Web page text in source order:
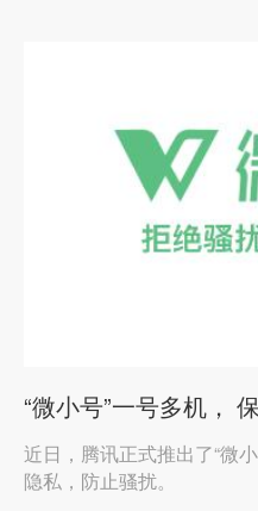
“微小号”一号多机，
近日，腾讯正式推出了“微
隐私，防止骚扰。